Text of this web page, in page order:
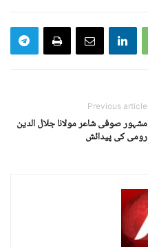
Previous article
مشہور صوفی شاعر مولانا جلال الدین
رومی کی پیدائش